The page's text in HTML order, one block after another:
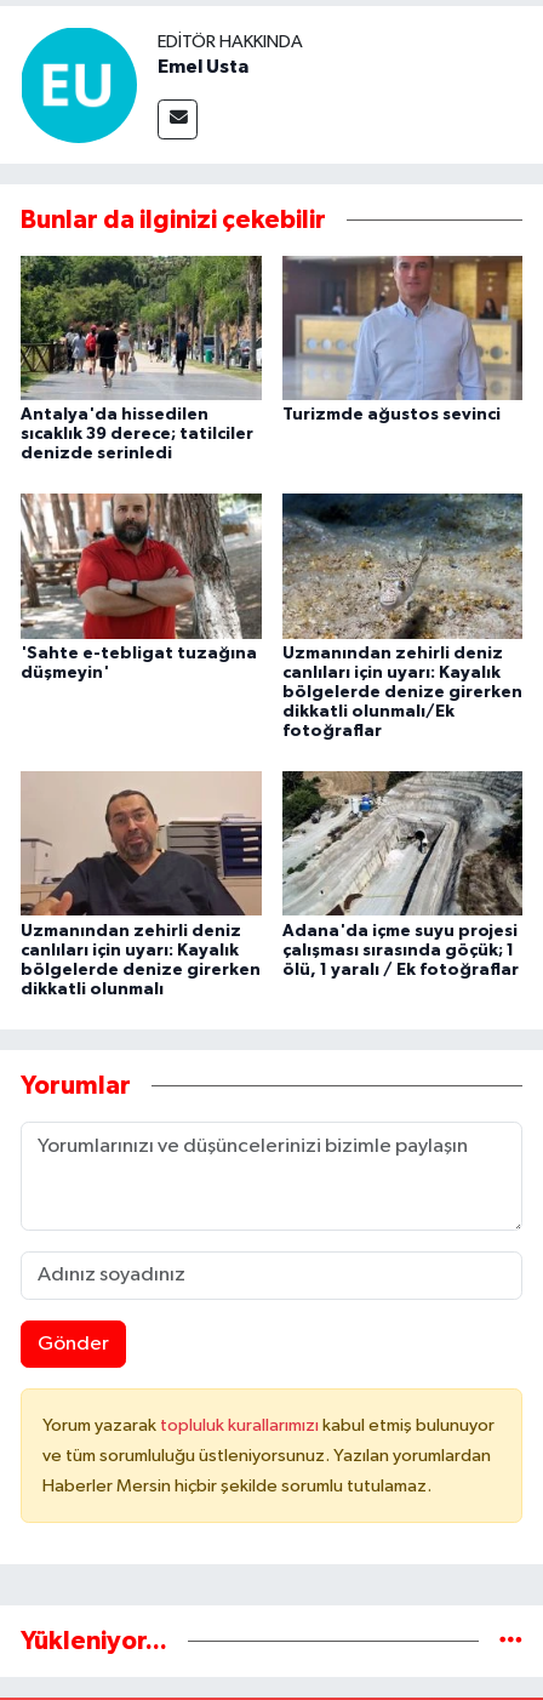
EDITÖR HAKKINDA
Emel Usta
Bunlar da ilginizi çekebilir
Antalya'da hissedilen
sıcaklık 39 derece; tatilciler
denizde serinledi
Turizmde ağustos sevinci
'Sahte e-tebligat tuzağına
düşmeyin'
Uzmanından zehirli deniz
canlıları için uyarı: Kayalık
bölgelerde denize girerken
dikkatli olunmalı/Ek
fotoğraflar
Uzmanından zehirli deniz
canlıları için uyarı: Kayalık
bölgelerde denize girerken
dikkatli olunmalı
Adana'da içme suyu projesi
çalışması sırasında göçük; 1
ölü, 1 yaralı / Ek fotoğraflar
Yorumlar
Gönder
Yorum yazarak topluluk kurallarımızı kabul etmiş bulunuyor
ve tüm sorumluluğu üstleniyorsunuz. Yazılan yorumlardan
Haberler Mersin hiçbir şekilde sorumlu tutulamaz.
Yükleniyor...